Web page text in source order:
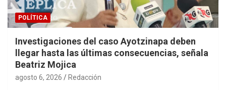
POLÍTICA
Investigaciones del caso Ayotzinapa deben
llegar hasta las últimas consecuencias, señala
Beatriz Mojica
agosto 6, 2026 Redacción